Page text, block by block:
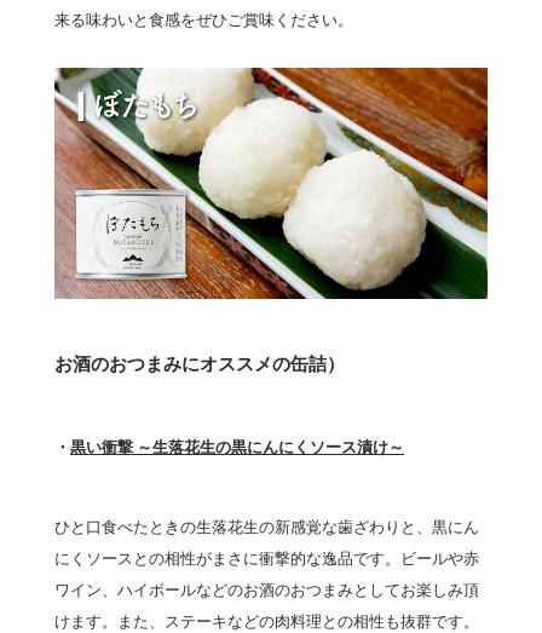
来る味わいと食感をぜひご賞味ください。
お酒のおつまみにオススメの缶詰）
・ 黒い衝撃 ～生落花生の黒にんにくソース漬け～
ひと口食べたときの生落花生の新感覚な歯ざわりと、黒にん
にくソースとの相性がまさに衝撃的な逸品です。ビールや赤
ワイン、ハイボールなどのお酒のおつまみとしてお楽しみ頂
けます。また、ステーキなどの肉料理との相性も抜群です。